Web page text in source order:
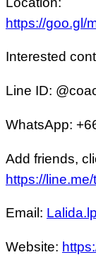
https://goo.gl/
Interested
Line ID:
WhatsApp:
Add friends,
https://
Email:
Website: